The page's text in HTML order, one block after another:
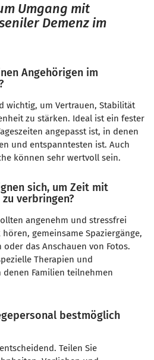
Umgang mit
Demenz im
Angehörigen im
wichtig, um Vertrauen, Stabilität
zu stärken. Ideal ist ein fester
angepasst ist, in denen
und entspanntesten ist. Auch
können sehr wertvoll sein.
sich, um Zeit mit
verbringen?
angenehm und stressfrei
gemeinsame Spaziergänge,
oder das Anschauen von Fotos.
Therapien und
Familien teilnehmen
bestmöglich
Teilen Sie